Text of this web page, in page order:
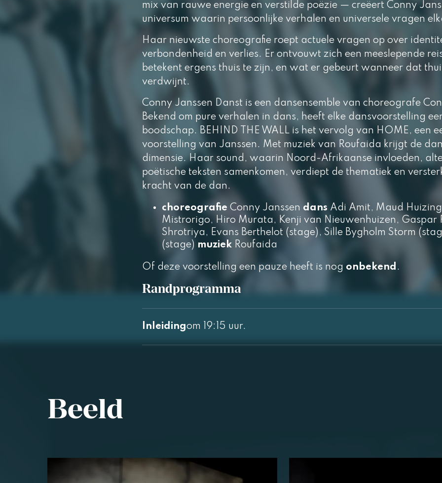
mix van rauwe energie en verstilde poëzie — creëert Conny
universum waarin persoonlijke verhalen en universele vragen
Haar nieuwste choreografie roept actuele vragen op over
verbondenheid en verlies. Er ontvouwt zich een meeslepende
betekent ergens thuis te zijn, en wat er gebeurt wanneer dat
verdwijnt.
Conny Janssen Danst is een dansensemble van choreografe
Bekend om pure verhalen in dans, heeft elke dansvoorstelling
boodschap. BEHIND THE WALL is het vervolg van HOME, een
voorstelling van Janssen. Met muziek van Roufaida krijgt de
dimensie. Haar sound, waarin Noord-Afrikaanse invloeden,
poëtische teksten samenkomen, verdiept de thematiek en
kracht van de dan.
choreografie Conny Janssen dans Adi Amit, Maud
Mistrorigo, Hiro Murata, Kenji van Nieuwenhuizen, Gaspar
Shrotriya, Evans Berthelot (stage), Sille Bygholm Storm
(stage) muziek Roufaida
Of deze voorstelling een pauze heeft is nog onbekend .
Randprogramma
Inleidingom 19:15 uur.
Beeld